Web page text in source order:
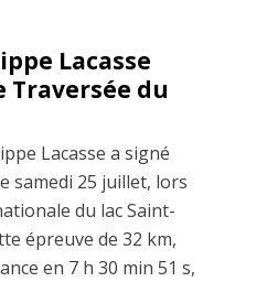
Lacasse
Traversée du
Lacasse a signé
samedi 25 juillet, lors
du lac Saint-
épreuve de 32 km,
en 7 h 30 min 51 s,